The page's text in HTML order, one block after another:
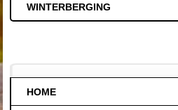
WINTERBERGING
HOME